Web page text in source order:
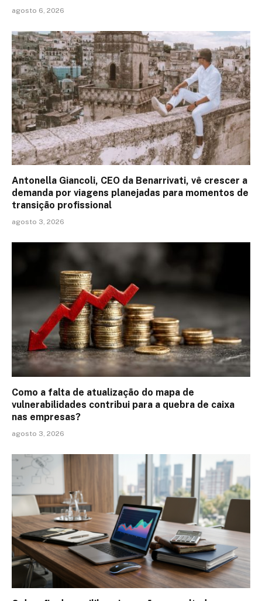
agosto 6, 2026
Antonella Giancoli, CEO da Benarrivati, vê crescer a
demanda por viagens planejadas para momentos de
transição profissional
agosto 3, 2026
Como a falta de atualização do mapa de
vulnerabilidades contribui para a quebra de caixa
nas empresas?
agosto 3, 2026